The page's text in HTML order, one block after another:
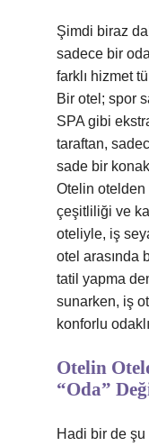
Şimdi biraz
sadece bir
farklı hizmet
Bir otel; spor
SPA gibi
taraftan,
sade bir
Otelin otelden
çeşitliliği ve
oteliyle, iş
otel arasında
tatil yapma
sunarken, iş
konforlu
Otelin
“Oda”
Hadi bir de şu